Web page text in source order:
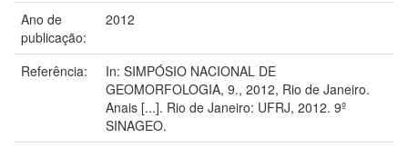
Ano de
publicação:
2012
Referência:
In: SIMPÓSIO NACIONAL DE
GEOMORFOLOGIA, 9., 2012, Rio de Janeiro.
Anais [...]. Rio de Janeiro: UFRJ, 2012. 9º
SINAGEO.